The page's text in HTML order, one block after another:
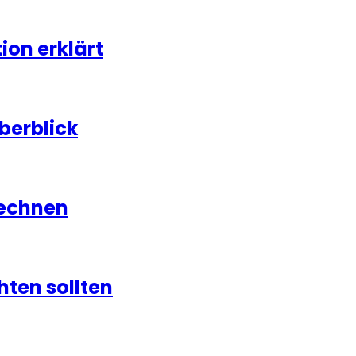
erklärt
sollten